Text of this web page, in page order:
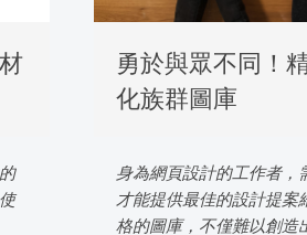
勇於與眾不同！
化族群圖庫
身為網頁設計的工作者，
才能提供最佳的設計提
格的圖庫，不僅難以創造